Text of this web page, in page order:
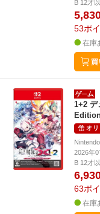
B 12才
53ポ
在庫
1+2 デ
オ
2026年
B 12才
63ポ
在庫